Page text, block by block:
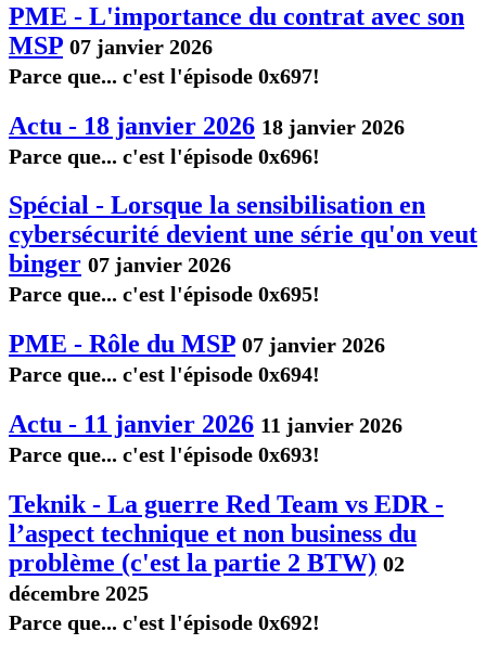
PME - L'importance du contrat avec son
MSP 07 janvier 2026
Parce que... c'est l'épisode 0x697!
Actu - 18 janvier 2026 18 janvier 2026
Parce que... c'est l'épisode 0x696!
Spécial - Lorsque la sensibilisation en
cybersécurité devient une série qu'on veut
binger 07 janvier 2026
Parce que... c'est l'épisode 0x695!
PME - Rôle du MSP 07 janvier 2026
Parce que... c'est l'épisode 0x694!
Actu - 11 janvier 2026 11 janvier 2026
Parce que... c'est l'épisode 0x693!
Teknik - La guerre Red Team vs EDR -
l’aspect technique et non business du
problème (c'est la partie 2 BTW) 02
décembre 2025
Parce que... c'est l'épisode 0x692!